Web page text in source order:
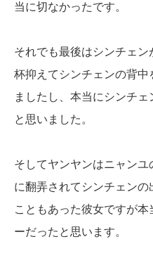
当に切なかったです。
それでも最後はシンチェ
杯抑えてシンチェンの背
ましたし、本当にシンチ
と思いました。
そしてヤンヤンはニャン
に翻弄されてシンチェン
こともあった彼女ですが
ーだったと思います。